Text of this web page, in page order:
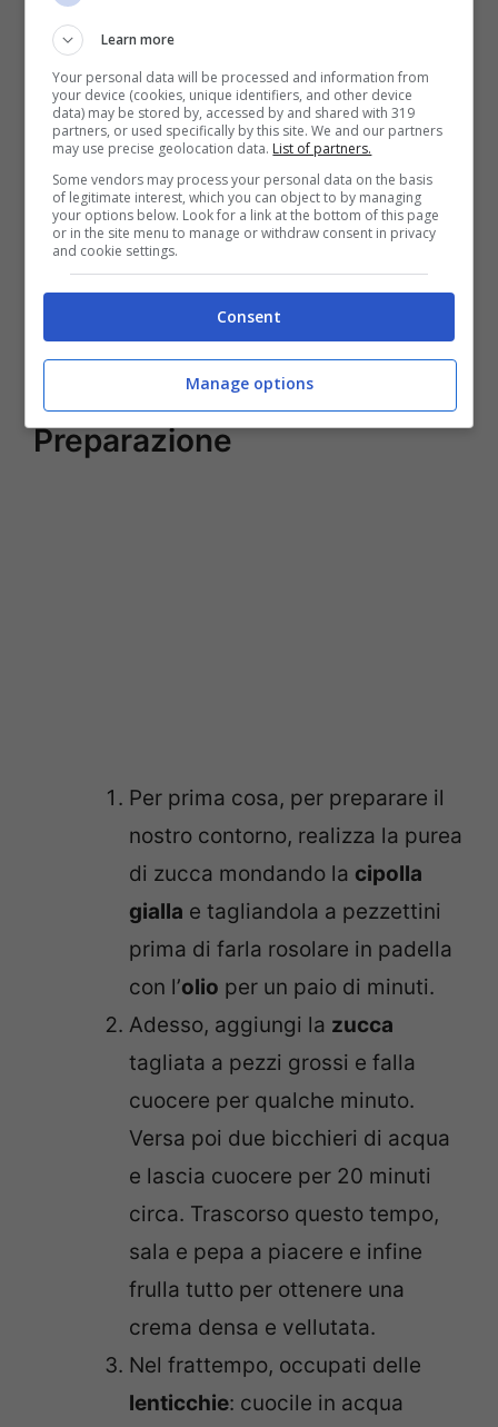
Ingredienti:
1 testa di cavolfiore
400 grammi di zucca
Mezza cipolla gialla
100 grammi di lenticchie nere
Olio Evo q.b.
Sale q.b.
Paprika q.b.
Preparazione
Per prima cosa, per preparare il
nostro contorno, realizza la purea
di zucca mondando la cipolla
gialla e tagliandola a pezzettini
prima di farla rosolare in padella
con l’olio per un paio di minuti.
Adesso, aggiungi la zucca
tagliata a pezzi grossi e falla
cuocere per qualche minuto.
Versa poi due bicchieri di acqua
e lascia cuocere per 20 minuti
circa. Trascorso questo tempo,
sala e pepa a piacere e infine
frulla tutto per ottenere una
crema densa e vellutata.
Nel frattempo, occupati delle
lenticchie: cuocile in acqua
Learn more
Your personal data will be processed and information from
your device (cookies, unique identifiers, and other device
data) may be stored by, accessed by and shared with 319
partners, or used specifically by this site. We and our partners
may use precise geolocation data. List of partners.
Some vendors may process your personal data on the basis
of legitimate interest, which you can object to by managing
your options below. Look for a link at the bottom of this page
or in the site menu to manage or withdraw consent in privacy
and cookie settings.
Consent
Manage options